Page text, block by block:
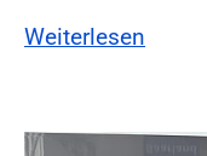
Weiterlesen